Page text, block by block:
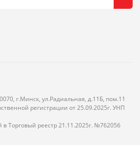
г.Минск, ул.Радиальная, д.11Б, пом.11
регистрации от 25.09.2025г. УНП
Торговый реестр 21.11.2025г. №762056